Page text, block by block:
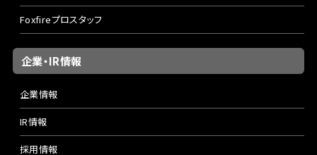
Foxfireプロスタッフ
企業・IR情報
企業情報
IR情報
採用情報